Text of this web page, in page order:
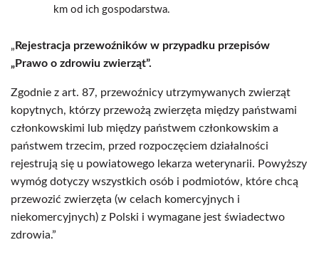
km od ich gospodarstwa.
„ Rejestracja przewoźników w przypadku przepisów
„Prawo o zdrowiu zwierząt”.
Zgodnie z art. 87, przewoźnicy utrzymywanych zwierząt
kopytnych, którzy przewożą zwierzęta między państwami
członkowskimi lub między państwem członkowskim a
państwem trzecim, przed rozpoczęciem działalności
rejestrują się u powiatowego lekarza weterynarii. Powyższy
wymóg dotyczy wszystkich osób i podmiotów, które chcą
przewozić zwierzęta (w celach komercyjnych i
niekomercyjnych) z Polski i wymagane jest świadectwo
zdrowia.”